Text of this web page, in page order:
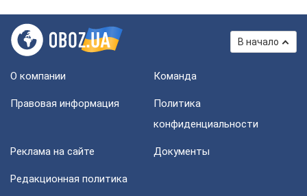
В начало
О компании Команда
Правовая информация
Политика
конфиденциальности
Реклама на сайте Документы
Редакционная политика